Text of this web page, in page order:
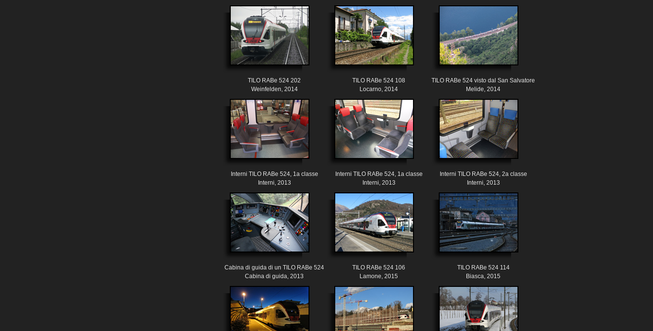
TILO RABe 524 202
Weinfelden, 2014
TILO RABe 524 108
Locarno, 2014
TILO RABe 524 visto dal San Salvatore
Melide, 2014
Interni TILO RABe 524, 1a classe
Interni, 2013
Interni TILO RABe 524, 1a classe
Interni, 2013
Interni TILO RABe 524, 2a classe
Interni, 2013
Cabina di guida di un TILO RABe 524
Cabina di guida, 2013
TILO RABe 524 106
Lamone, 2015
TILO RABe 524 114
Biasca, 2015